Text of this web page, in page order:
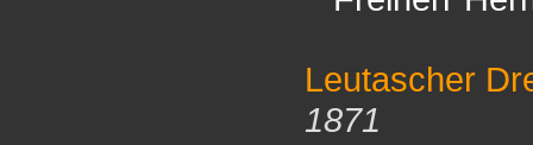
Leutascher
1871